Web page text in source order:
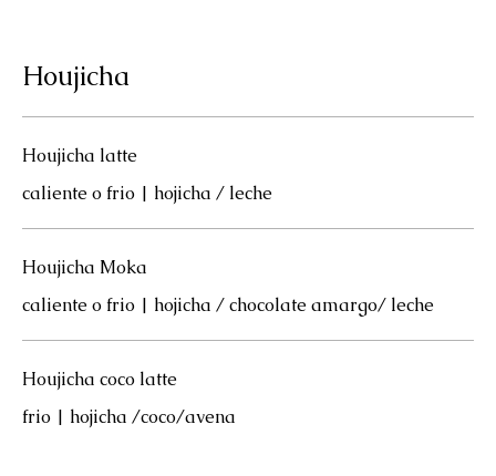
Houjicha
Houjicha latte
caliente o frio | hojicha / leche
Houjicha Moka
caliente o frio | hojicha / chocolate amargo/ leche
Houjicha coco latte
frio | hojicha /coco/avena